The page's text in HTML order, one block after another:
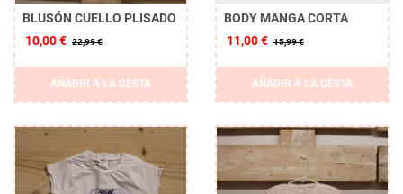
BLUSÓN CUELLO PLISADO
10,00 € 22,99 €
AÑADIR A LA CESTA
BODY MANGA CORTA
11,00 € 15,99 €
AÑADIR A LA CESTA